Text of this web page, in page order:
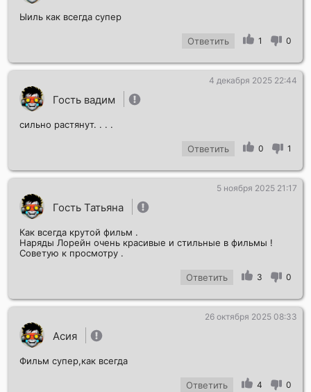
Отправить!
Ыиль как всегда супер
Ответить 1 0
Гость вадим
4 декабря 2025 22:44
сильно растянут. . . .
Ответить 0 1
Гость Татьяна
5 ноября 2025 21:17
Как всегда крутой фильм .
Наряды Лорейн очень красивые и стильные в фильмы !
Советую к просмотру .
Ответить 3 0
Асия
26 октября 2025 08:33
Фильм супер,как всегда
Ответить 4 0